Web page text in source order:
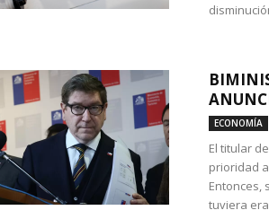
ECONOMÍA
El titular
prioridad
Entonces,
tuviera